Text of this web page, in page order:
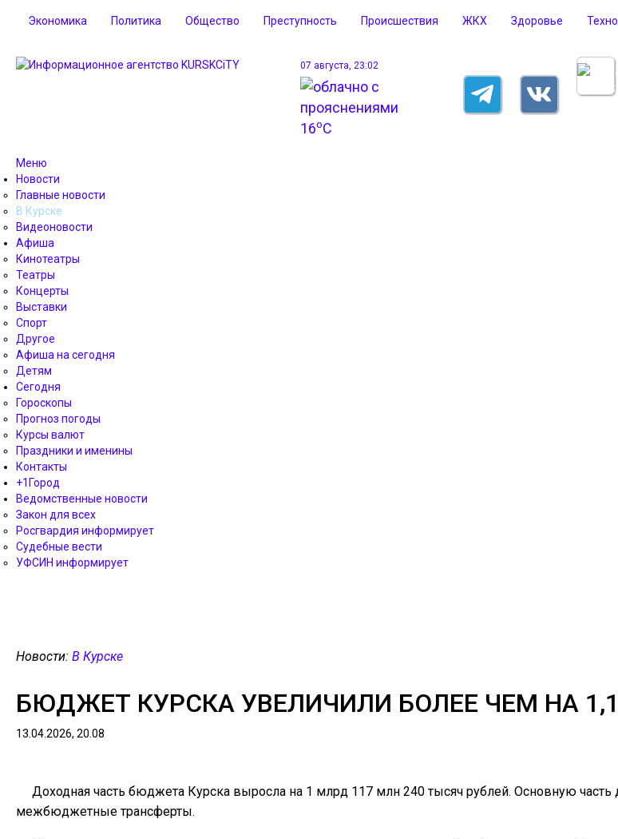
Экономика Политика Общество Преступность Происшествия ЖКХ Здоровье
07 августа, 23:02
16oC
Меню
Новости
Главные новости
В Курске
Видеоновости
Афиша
Кинотеатры
Театры
Концерты
Выставки
Спорт
Другое
Афиша на сегодня
Детям
Сегодня
Гороскопы
Прогноз погоды
Курсы валют
Праздники и именины
Контакты
+1Город
Ведомственные новости
Закон для всех
Росгвардия информирует
Судебные вести
УФСИН информирует
Новости: В Курске
БЮДЖЕТ КУРСКА УВЕЛИЧИЛИ БОЛЕЕ ЧЕМ НА
13.04.2026, 20.08
Доходная часть бюджета Курска выросла на 1 млрд 117 млн 240 тысяч рублей. Основную часть
межбюджетные трансферты.